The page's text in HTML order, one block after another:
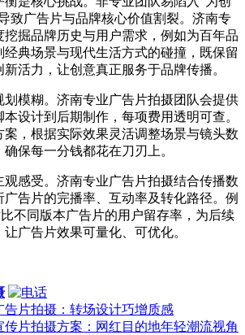
致广告片与品牌核心价值割裂。济南专
挖掘品牌历史与用户需求，例如为百年品
经典场景与现代生活方式的碰撞，既保留
活力，让创意真正服务于品牌传播。
划模糊。济南专业广告片拍摄团队会提供
设计到后期制作，每项费用透明可查。
，根据实际效果灵活调整场景与镜头数
保每一分钱都花在刀刃上。
感受。济南专业广告片拍摄结合传播数
告片的完播率、互动率及转化路径。例
不同版本广告片的用户留存率，为后续
广告片效果可量化、可优化。
告片拍摄：转场设计巧增质感
传片拍摄方案：网红目的地年轻潮流视角